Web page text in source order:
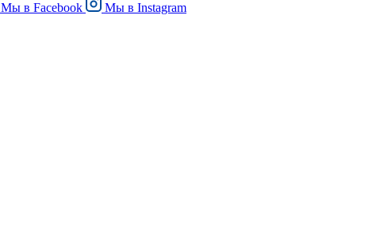
Мы в Facebook Мы в Instagram